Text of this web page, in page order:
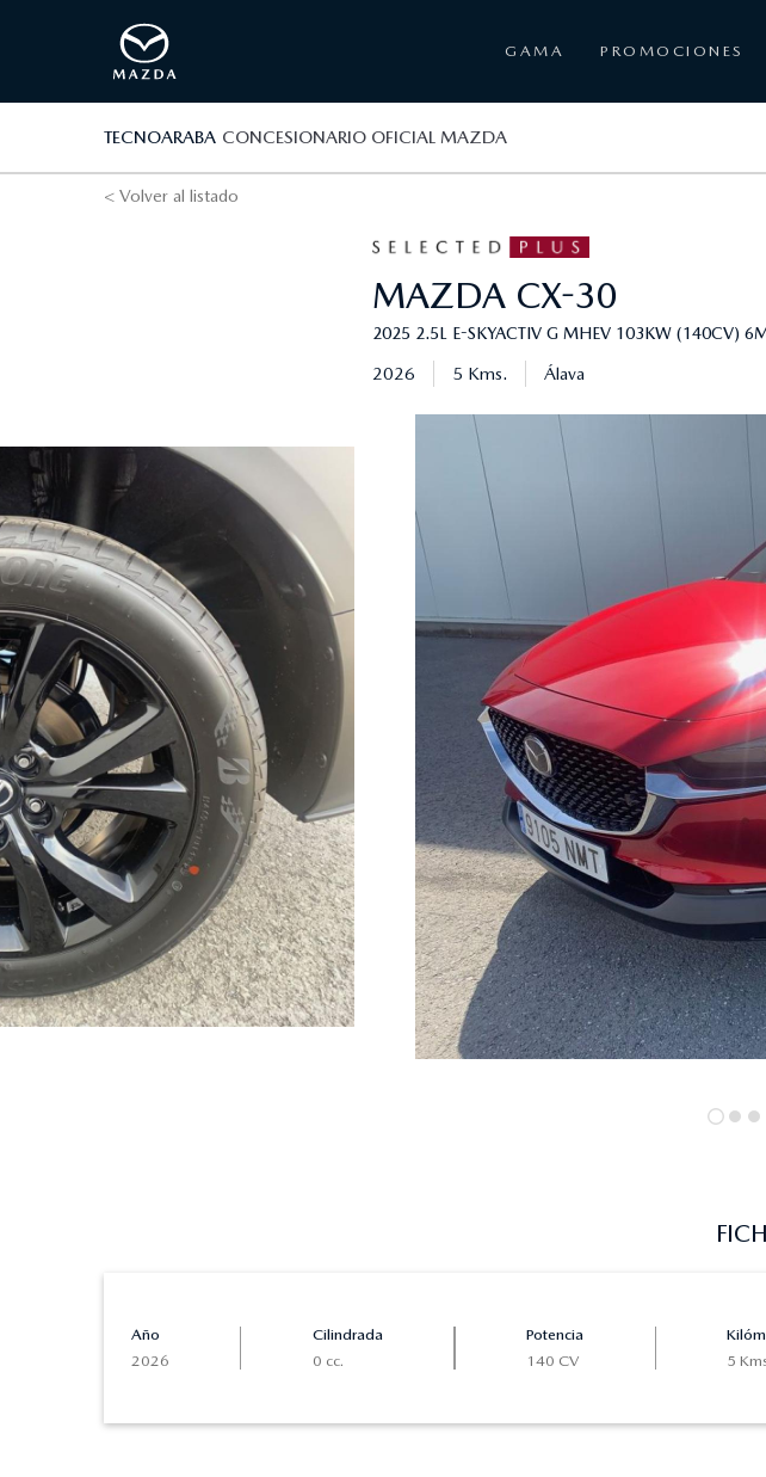
GAMA PROMOCIONES
TECNOARABA CONCESIONARIO OFICIAL MAZDA
< Volver al listado
MAZDA CX-30
2025 2.5L E-SKYACTIV G MHEV 103KW (140CV)
2026 5 Kms. Álava
Año
2026
Cilindrada
0 cc.
Potencia
140 CV
5